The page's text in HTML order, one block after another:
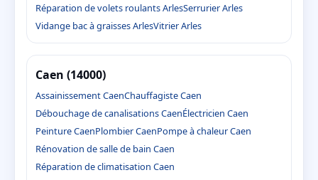
Réparation de volets roulants ArlesSerrurier Arles
Vidange bac à graisses ArlesVitrier Arles
Caen (14000)
Assainissement CaenChauffagiste Caen
Débouchage de canalisations CaenÉlectricien Caen
Peinture CaenPlombier CaenPompe à chaleur Caen
Rénovation de salle de bain Caen
Réparation de climatisation Caen